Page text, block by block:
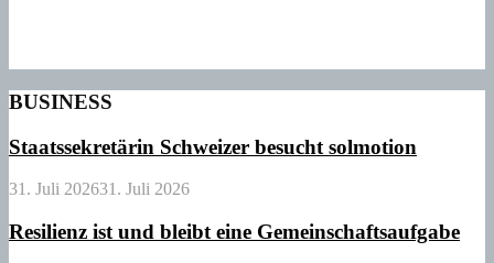
BUSINESS
Staatssekretärin Schweizer besucht solmotion
31. Juli 202631. Juli 2026
Resilienz ist und bleibt eine Gemeinschaftsaufgabe